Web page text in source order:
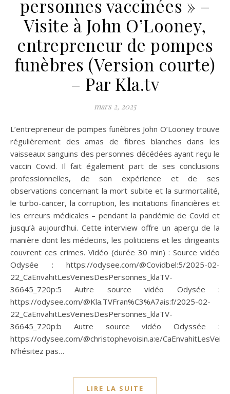
personnes vaccinées » –
Visite à John O’Looney,
entrepreneur de pompes
funèbres (Version courte)
– Par Kla.tv
mars 2, 2025
L’entrepreneur de pompes funèbres John O’Looney trouve
régulièrement des amas de fibres blanches dans les
vaisseaux sanguins des personnes décédées ayant reçu le
vaccin Covid. Il fait également part de ses conclusions
professionnelles, de son expérience et de ses
observations concernant la mort subite et la surmortalité,
le turbo-cancer, la corruption, les incitations financières et
les erreurs médicales – pendant la pandémie de Covid et
jusqu’à aujourd’hui. Cette interview offre un aperçu de la
manière dont les médecins, les politiciens et les dirigeants
couvrent ces crimes. Vidéo (durée 30 min) : Source vidéo
Odysée : https://odysee.com/@Covidbel:5/2025-02-
22_CaEnvahitLesVeinesDesPersonnes_klaTV-
36645_720p:5 Autre source vidéo Odysée :
https://odysee.com/@Kla.TVFran%C3%A7ais:f/2025-02-
22_CaEnvahitLesVeinesDesPersonnes_klaTV-
36645_720p:b Autre source vidéo Odyssée :
https://odysee.com/@christophevoisin.a:e/
N’hésitez pas…
LIRE LA SUITE